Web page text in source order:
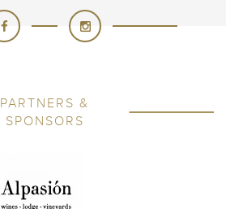
PARTNERS &
SPONSORS